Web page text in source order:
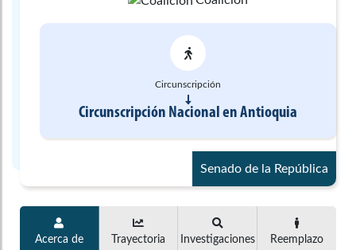
Circunscripción
Circunscripción Nacional enAntioquia
Senado de la República
Acerca de Trayectoria Investigaciones Reemplazo